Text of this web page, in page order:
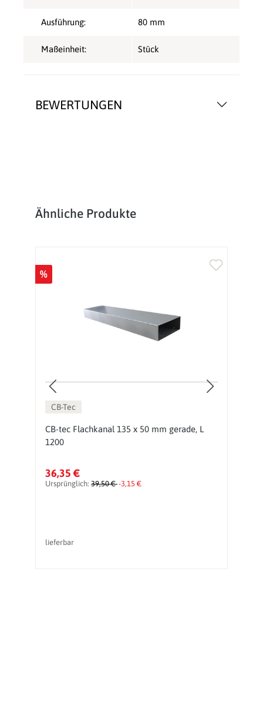
BEWERTUNGEN
Ausführung: 80 mm
Maßeinheit: Stück
Produktgalerie überspringen
Ähnliche Produkte
%
CB-Tec
CB-tec Flachkanal 135 x 50 mm gerade, L
1200
36,35 €
Ursprünglich: 39,50 €-3,15 €
lieferbar